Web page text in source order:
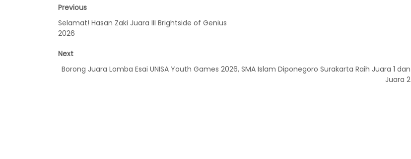
Previous
Selamat! Hasan Zaki Juara III Brightside of Genius
2026
Next
Borong Juara Lomba Esai UNISA Youth Games 2026, SMA Islam Diponegoro Surakarta Raih Juara 1 dan
Juara 2